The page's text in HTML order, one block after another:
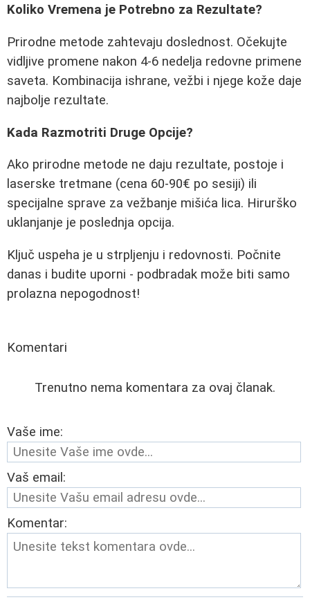
Koliko Vremena je Potrebno za Rezultate?
Prirodne metode zahtevaju doslednost. Očekujte
vidljive promene nakon 4-6 nedelja redovne primene
saveta. Kombinacija ishrane, vežbi i njege kože daje
najbolje rezultate.
Kada Razmotriti Druge Opcije?
Ako prirodne metode ne daju rezultate, postoje i
laserske tretmane (cena 60-90€ po sesiji) ili
specijalne sprave za vežbanje mišića lica. Hirurško
uklanjanje je poslednja opcija.
Ključ uspeha je u strpljenju i redovnosti. Počnite
danas i budite uporni - podbradak može biti samo
prolazna nepogodnost!
Komentari
Trenutno nema komentara za ovaj članak.
Vaše ime:
Vaš email:
Komentar: